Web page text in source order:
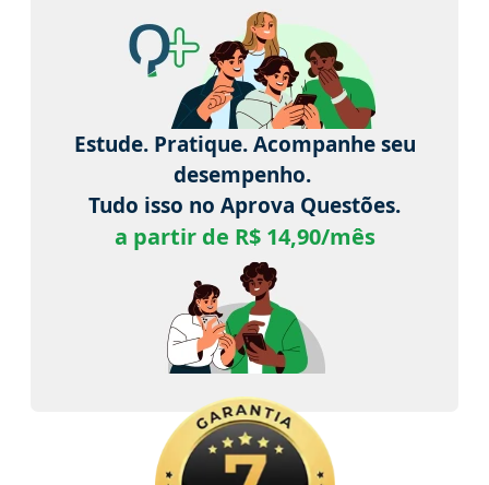
Estude. Pratique. Acompanhe seu
desempenho.
Tudo isso no Aprova Questões.
a partir de R$ 14,90/mês